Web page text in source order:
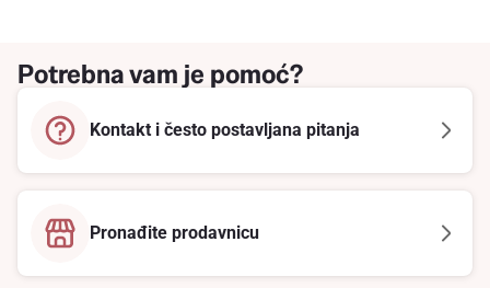
Potrebna vam je pomoć?
Kontakt i često postavljana pitanja
Pronađite prodavnicu